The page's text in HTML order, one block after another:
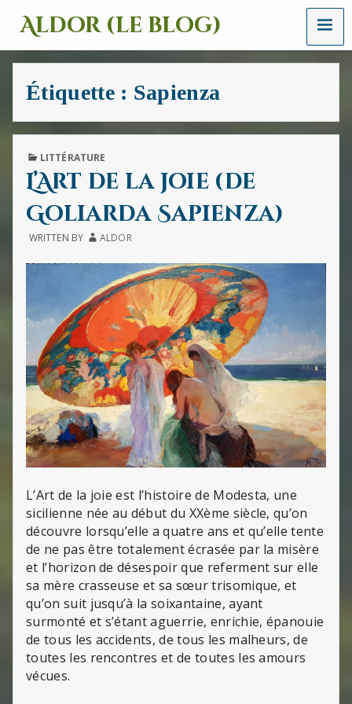
Aldor (le blog)
Un
site
avec
des
des
images
et
des
sons
MENU
Étiquette : Sapienza
PUBLISHED
LITTÉRATURE
L’Art de la joie (de
Goliarda Sapienza)
WRITTEN BY ALDOR
L’Art de la joie est l’histoire de Modesta, une
sicilienne née au début du XXème siècle, qu’on
découvre lorsqu’elle a quatre ans et qu’elle tente
de ne pas être totalement écrasée par la misère
et l’horizon de désespoir que referment sur elle
sa mère crasseuse et sa sœur trisomique, et
qu’on suit jusqu’à la soixantaine, ayant
surmonté et s’étant aguerrie, enrichie, épanouie
de tous les accidents, de tous les malheurs, de
toutes les rencontres et de toutes les amours
vécues.